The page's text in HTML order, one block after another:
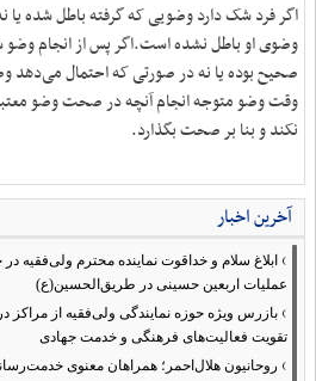
اگر فرد شک دارد وضویی که گرفته باطل شده یا نه
وضوی او باطل نشده است.اگر پس از انجام
صحیح بوده یا نه در صورتی که احتمال می‌دهد
وقت وضو متوجه انجام آنچه در صحت وضو
نکند و بنا بر صحت بگذارد.
آخرین اخبار
› ابلاغ سلام و خداقوت نماینده محترم ولی‌فقیه
عملیات اربعین حسینی در طریق‌الحسین(ع)
› بازرس ویژه حوزه نمایندگی ولی‌فقیه از مراکز
تقویت فعالیت‌های فرهنگی و خدمت جهادی
› روحانیون هلال‌احمر؛ همراهان معنوی